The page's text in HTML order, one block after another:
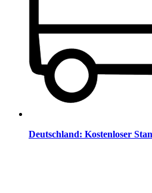
Deutschland: Kostenloser